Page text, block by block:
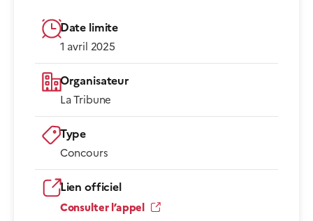
Date limite
1 avril 2025
Organisateur
La Tribune
Type
Concours
Lien officiel
Consulter l’appel